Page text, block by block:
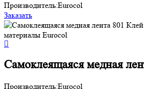
Производитель:Eurocol
Заказать
Самоклеящаяся медная
Производитель:Eurocol